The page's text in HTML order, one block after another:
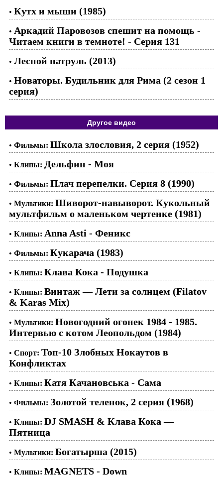
• Кутх и мыши (1985)
• Аркадий Паровозов спешит на помощь -
Читаем книги в темноте! - Серия 131
• Лесной патруль (2013)
• Новаторы. Будильник для Рима (2 сезон 1
серия)
Другое видео
• Фильмы: Школа злословия, 2 серия (1952)
• Клипы: Дельфин - Моя
• Фильмы: Плач перепелки. Серия 8 (1990)
• Мультики: Шиворот-навыворот. Кукольный
мультфильм о маленьком чертенке (1981)
• Клипы: Anna Asti - Феникс
• Фильмы: Кукарача (1983)
• Клипы: Клава Кока - Подушка
• Клипы: Винтаж — Лети за солнцем (Filatov
& Karas Mix)
• Мультики: Новогодний огонек 1984 - 1985.
Интервью с котом Леопольдом (1984)
• Спорт: Топ-10 Злобных Нокаутов в
Конфликтах
• Клипы: Катя Качановська - Сама
• Фильмы: Золотой теленок, 2 серия (1968)
• Клипы: DJ SMASH & Клава Кока —
Пятница
• Мультики: Богатырша (2015)
• Клипы: MAGNETS - Down